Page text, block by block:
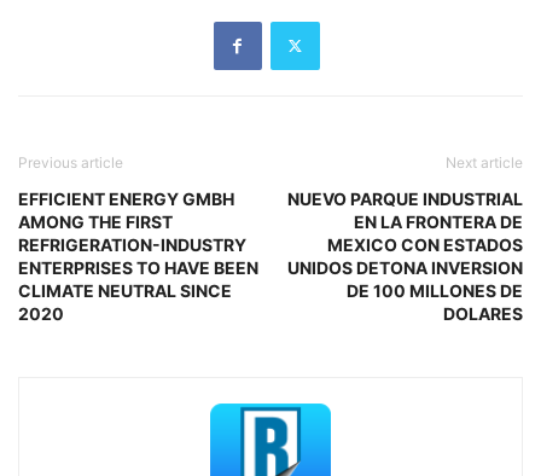
Previous article
EFFICIENT ENERGY GMBH
AMONG THE FIRST
REFRIGERATION-INDUSTRY
ENTERPRISES TO HAVE BEEN
CLIMATE NEUTRAL SINCE
2020
Next article
NUEVO PARQUE INDUSTRIAL
EN LA FRONTERA DE
MEXICO CON ESTADOS
UNIDOS DETONA INVERSION
DE 100 MILLONES DE
DOLARES